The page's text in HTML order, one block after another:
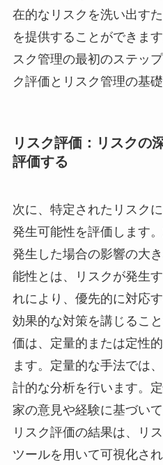
在的なリスクを洗い出す
を提供することができま
スク管理の最初のステッ
ク評価とリスク管理の基礎
リスク評価：リスクの
評価する
次に、特定されたリスク
発生可能性を評価します
発生した場合の影響の大
能性とは、リスクが発生
れにより、優先的に対応
効果的な対策を講じるこ
価は、定量的または定性
ます。定量的な手法では
計的な分析を行います。
家の意見や経験に基づい
リスク評価の結果は、リ
ツールを用いて可視化さ